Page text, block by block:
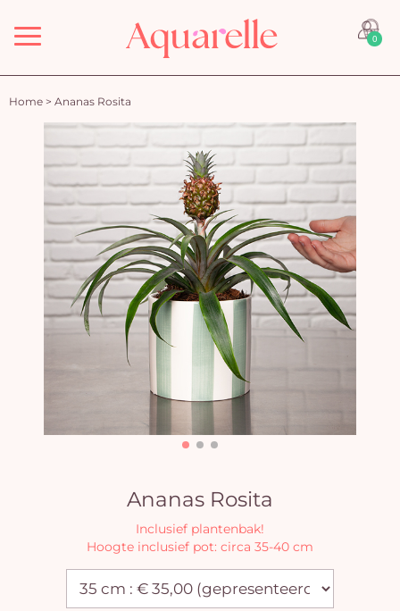
Menu 0
Home > Ananas Rosita
Ananas Rosita
Inclusief plantenbak!
Hoogte inclusief pot: circa 35-40 cm